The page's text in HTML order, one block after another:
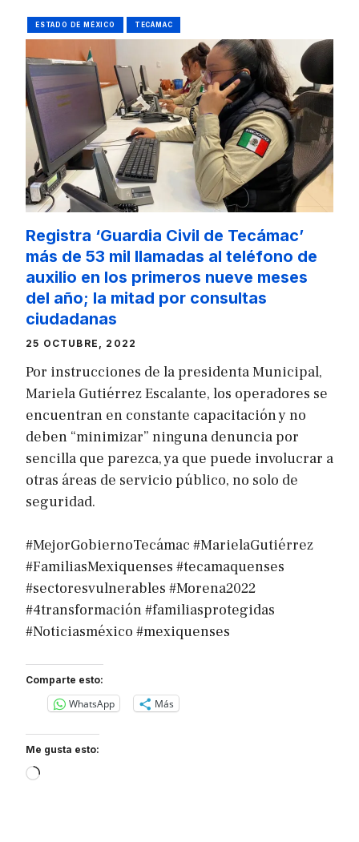
ESTADO DE MÉXICO TECÁMAC
Registra ‘Guardia Civil de Tecámac’
más de 53 mil llamadas al teléfono de
auxilio en los primeros nueve meses
del año; la mitad por consultas
ciudadanas
25 OCTUBRE, 2022
Por instrucciones de la presidenta Municipal,
Mariela Gutiérrez Escalante, los operadores se
encuentran en constante capacitación y no
deben “minimizar” ninguna denuncia por
sencilla que parezca, ya que puede involucrar a
otras áreas de servicio público, no solo de
seguridad.
#MejorGobiernoTecámac #MarielaGutiérrez
#FamiliasMexiquenses #tecamaquenses
#sectoresvulnerables #Morena2022
#4transformación #familiasprotegidas
#Noticiasméxico #mexiquenses
Comparte esto:
WhatsApp Más
Me gusta esto:
Loading…